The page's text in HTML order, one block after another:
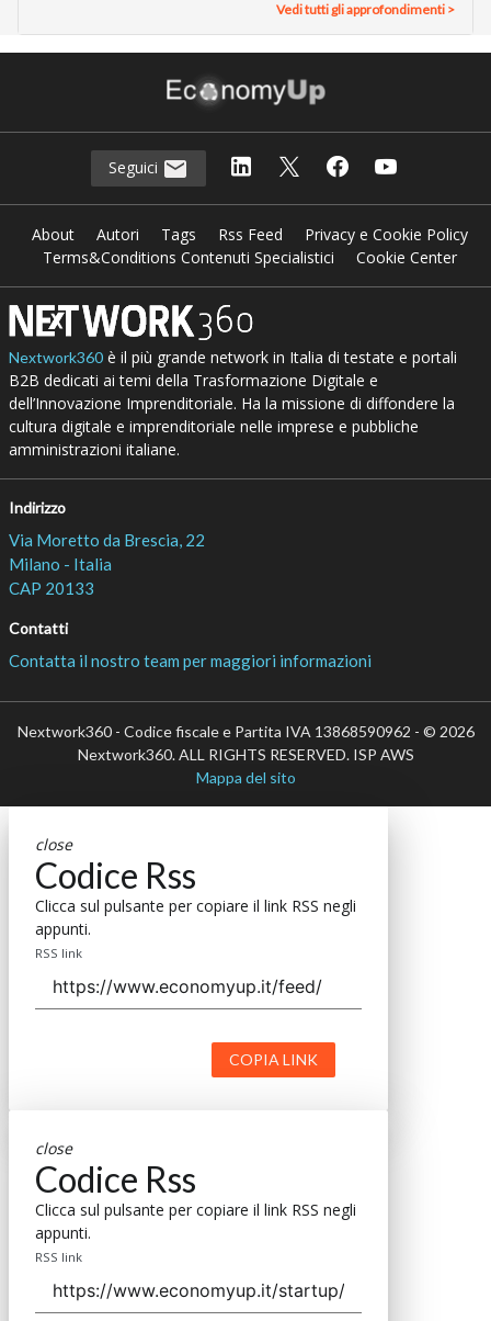
Vedi tutti gli approfondimenti >
Seguici
About Autori Tags Rss Feed
Privacy e Cookie Policy
Terms&Conditions Contenuti Specialistici
Cookie Center
Nextwork360è il più grande network in Italia di testate e portali
B2B dedicati ai temi della Trasformazione Digitale e
dell’Innovazione Imprenditoriale. Ha la missione di diffondere la
cultura digitale e imprenditoriale nelle imprese e pubbliche
amministrazioni italiane.
Indirizzo
Via Moretto da Brescia, 22
Milano - Italia
CAP 20133
Contatti
Contatta il nostro team per maggiori informazioni
Nextwork360 - Codice fiscale e Partita IVA 13868590962 - © 2026
Nextwork360. ALL RIGHTS RESERVED. ISP AWS
Mappa del sito
close
Codice Rss
Clicca sul pulsante per copiare il link RSS negli
appunti.
RSS link
COPIA LINK
close
Codice Rss
Clicca sul pulsante per copiare il link RSS negli
appunti.
RSS link